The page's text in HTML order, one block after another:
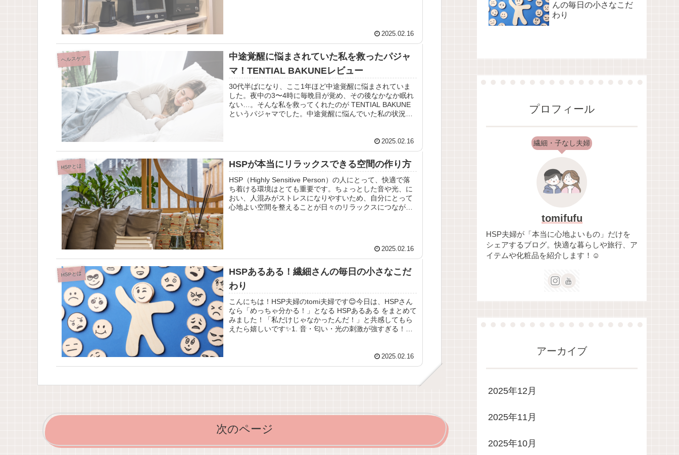
2025.02.16
ヘルスケア
中途覚醒に悩まされていた私を救ったパジャ
マ！TENTIAL BAKUNEレビュー
30代半ばになり、ここ1年ほど中途覚醒に悩まされていま
した。夜中の3〜4時に毎晩目が覚め、その後なかなか眠れ
ない…。そんな私を救ってくれたのが TENTIAL BAKUNE
というパジャマでした。中途覚醒に悩んでいた私の状況🌙
2025.02.16
HSPとは HSPが本当にリラックスできる空間の作り方
HSP（Highly Sensitive Person）の人にとって、快適で落
ち着ける環境はとても重要です。ちょっとした音や光、に
おい、人混みがストレスになりやすいため、自分にとって
心地よい空間を整えることが日々のリラックスにつながり
2025.02.16
HSPとは
HSPあるある！繊細さんの毎日の小さなこだ
わり
こんにちは！HSP夫婦のtomi夫婦です😊今日は、HSPさん
なら「めっちゃ分かる！」となる HSPあるある をまとめて
みました！「私だけじゃなかったんだ！」と共感してもら
えたら嬉しいです✨1. 音・匂い・光の刺激が強すぎる！📢
2025.02.16
次のページ
んの毎日の小さなこだ
わり
プロフィール
繊細・子なし夫婦
tomifufu
HSP夫婦が「本当に心地よいもの」だけを
シェアするブログ。快適な暮らしや旅行、ア
イテムや化粧品を紹介します！☺️
アーカイブ
2025年12月
2025年11月
2025年10月